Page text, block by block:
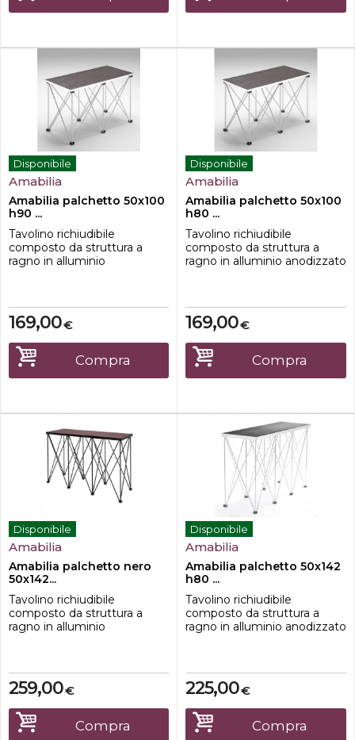
ottenere un tavolo 60x180
cm
portanti in alluminio
anodizzato;-to...
Disponibile
Amabilia
Amabilia palchetto 50x100
h90 ...
Tavolino richiudibile
composto da struttura a
ragno in alluminio
alluminio.Caratteristiche-
dimensione 50x100 cm-
Altezza 90cm-Ripiano in
Multistrato di betulla-teste di
appoggio in nylon;-tubi
portanti in alluminio
€
169,00
Compra
Disponibile
Amabilia
Amabilia palchetto 50x100
h80 ...
Tavolino richiudibile
composto da struttura a
ragno in alluminio anodizzato
dimensione 50x100 cm-
Altezza 80cm-Ripiano in
Multistrato di betulla-teste di
appoggio in nylon;-tubi
portanti in alluminio
anodizzato;-ton...
€
169,00
Compra
Disponibile
Amabilia
Amabilia palchetto nero
50x142...
Tavolino richiudibile
composto da struttura a
ragno in alluminio
alluminio.Caratteristiche-
dimensione 50x142 cm-
Altezza 80cm-Ripiano in
Multistrato di betulla-teste di
appoggio in nylon;-tubi
€
259,00
Compra
Disponibile
Amabilia
Amabilia palchetto 50x142
h80 ...
Tavolino richiudibile
composto da struttura a
ragno in alluminio anodizzato
dimensione 50x142 cm-
Altezza 80cm-Ripiano in
Multistrato di betulla-teste di
appoggio in nylon;-tubi
portanti in alluminio
€
225,00
Compra